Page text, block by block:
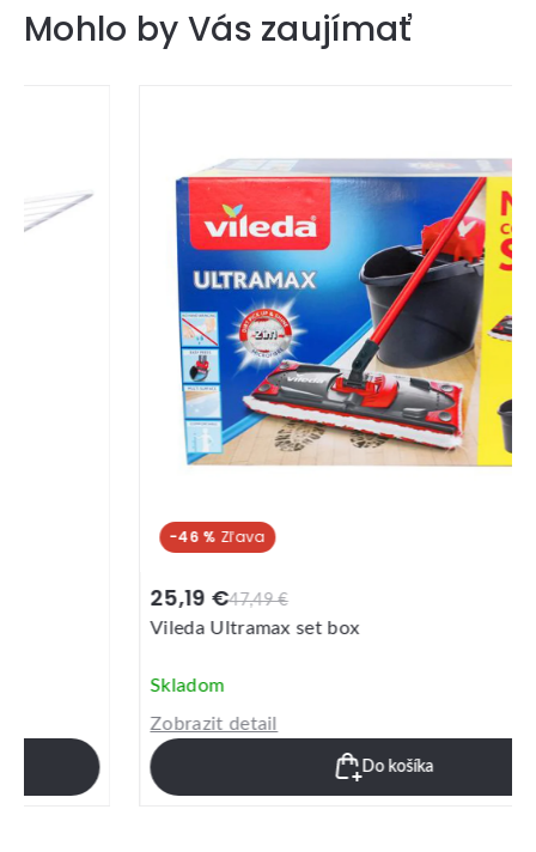
Mohlo by Vás zaujímať
47,49 €
Vileda Ultramax set box
Zobrazit detail